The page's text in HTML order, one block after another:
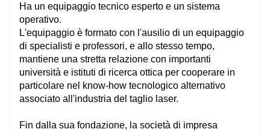
Ha un equipaggio tecnico esperto e un sistema
operativo.
L'equipaggio è formato con l'ausilio di un equipaggio
di specialisti e professori, e allo stesso tempo,
mantiene una stretta relazione con importanti
università e istituti di ricerca ottica per cooperare in
particolare nel know-how tecnologico alternativo
associato all'industria del taglio laser.
Fin dalla sua fondazione, la società di impresa